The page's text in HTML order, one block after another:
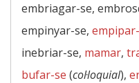
embriagar-se,
empinyar-se,
inebriar-se, mamar,
bufar-se (col·loquial),